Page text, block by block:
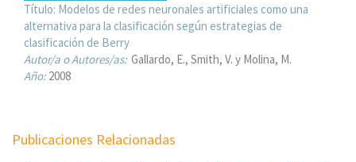
Título: Modelos de redes neuronales artificiales como una
alternativa para la clasificación según estrategias de
clasificación de Berry
Autor/a o Autores/as: Gallardo, E., Smith, V. y Molina, M.
Año:2008
Publicaciones Relacionadas